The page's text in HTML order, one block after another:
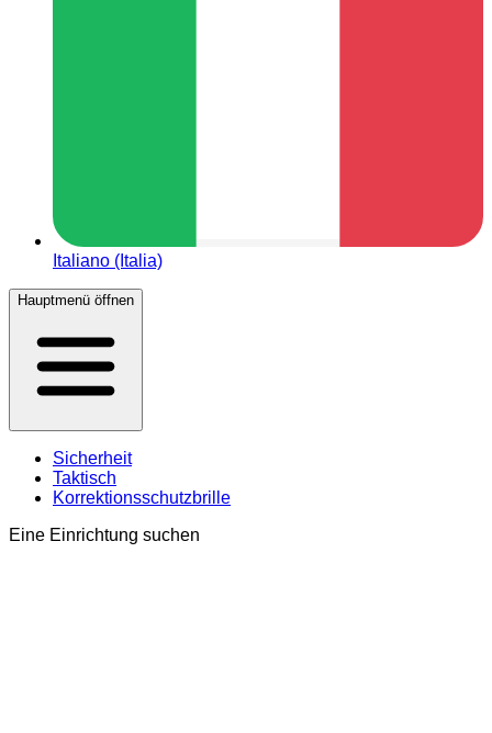
Italiano (Italia)
Hauptmenü öffnen
Sicherheit
Taktisch
Korrektionsschutzbrille
Eine Einrichtung suchen